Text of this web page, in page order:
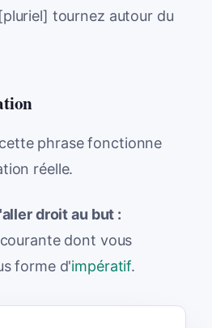
tournez autour du
phrase fonctionne
réelle.
droit au but :
dont vous
forme d'impératif.